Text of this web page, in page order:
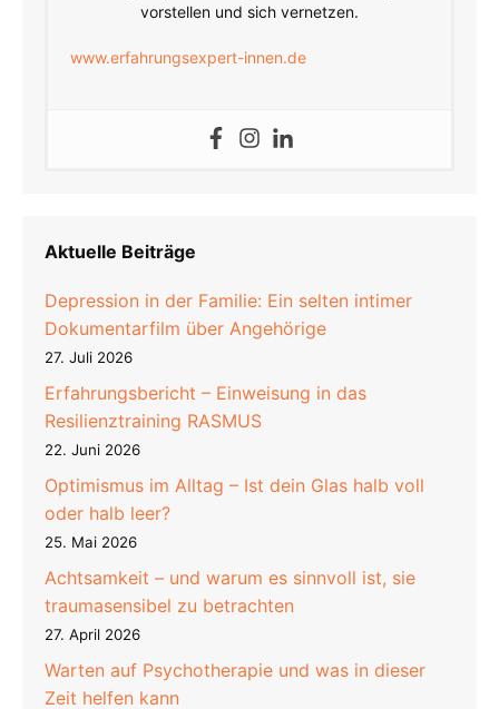
vorstellen und sich vernetzen.
www.erfahrungsexpert-innen.de
Aktuelle Beiträge
Depression in der Familie: Ein selten intimer
Dokumentarfilm über Angehörige
27. Juli 2026
Erfahrungsbericht – Einweisung in das
Resilienztraining RASMUS
22. Juni 2026
Optimismus im Alltag – Ist dein Glas halb voll
oder halb leer?
25. Mai 2026
Achtsamkeit – und warum es sinnvoll ist, sie
traumasensibel zu betrachten
27. April 2026
Warten auf Psychotherapie und was in dieser
Zeit helfen kann